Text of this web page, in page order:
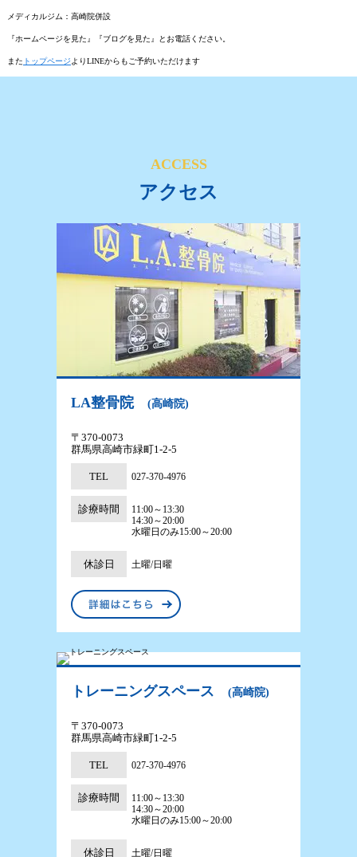
メディカルジム：高崎院併設
『ホームページを見た』『ブログを見た』とお電話ください。
また トップページ よりLINEからもご予約いただけます
ACCESS
アクセス
LA整骨院 (高崎院)
〒370-0073
群馬県高崎市緑町1-2-5
TEL 027-370-4976
診療時間
11:00～13:30
14:30～20:00
水曜日のみ15:00～20:00
休診日 土曜/日曜
トレーニングスペース (高崎院)
〒370-0073
群馬県高崎市緑町1-2-5
TEL 027-370-4976
診療時間
11:00～13:30
14:30～20:00
水曜日のみ15:00～20:00
休診日 土曜/日曜